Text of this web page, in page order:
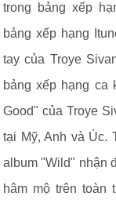
trong bảng xếp
bảng xếp hạng
tay của Troye
bảng xếp hạng ca
Good" của Troye
tại Mỹ, Anh và Úc.
album "Wild" nhận
hâm mộ trên toàn